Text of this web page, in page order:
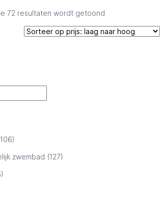
72 resultaten wordt getoond
prijs:
zwembad (127)